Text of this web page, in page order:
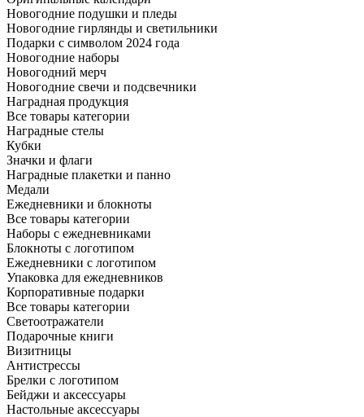
Новогодние подушки и пледы
Новогодние гирлянды и светильники
Подарки с символом 2024 года
Новогодние наборы
Новогодний мерч
Новогодние свечи и подсвечники
Наградная продукция
Все товары категории
Наградные стелы
Кубки
Значки и флаги
Наградные плакетки и панно
Медали
Ежедневники и блокноты
Все товары категории
Наборы с ежедневниками
Блокноты с логотипом
Ежедневники с логотипом
Упаковка для ежедневников
Корпоративные подарки
Все товары категории
Светоотражатели
Подарочные книги
Визитницы
Антистрессы
Брелки с логотипом
Бейджи и аксессуары
Настольные аксессуары